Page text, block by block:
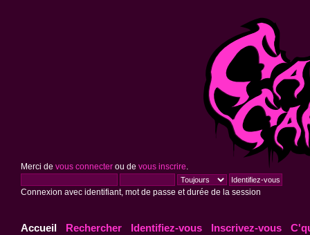
Merci de vous connecterou de vous inscrire
Connexion avec identifiant, mot de passe et durée de la session
Accueil Rechercher Identifiez-vous Inscrivez-vous